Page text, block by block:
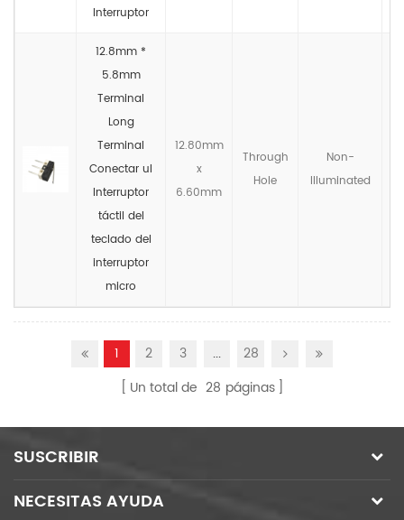
Interruptor
12.8mm *
5.8mm
Terminal
Long
Terminal
Conectar ul
Interruptor
táctil del
teclado del
interruptor
micro
12.80mm
x
6.60mm
Through
Hole
Non-
llluminated
1 2 3 ...
28
Un total de 28 páginas
SUSCRIBIR
NECESITAS AYUDA